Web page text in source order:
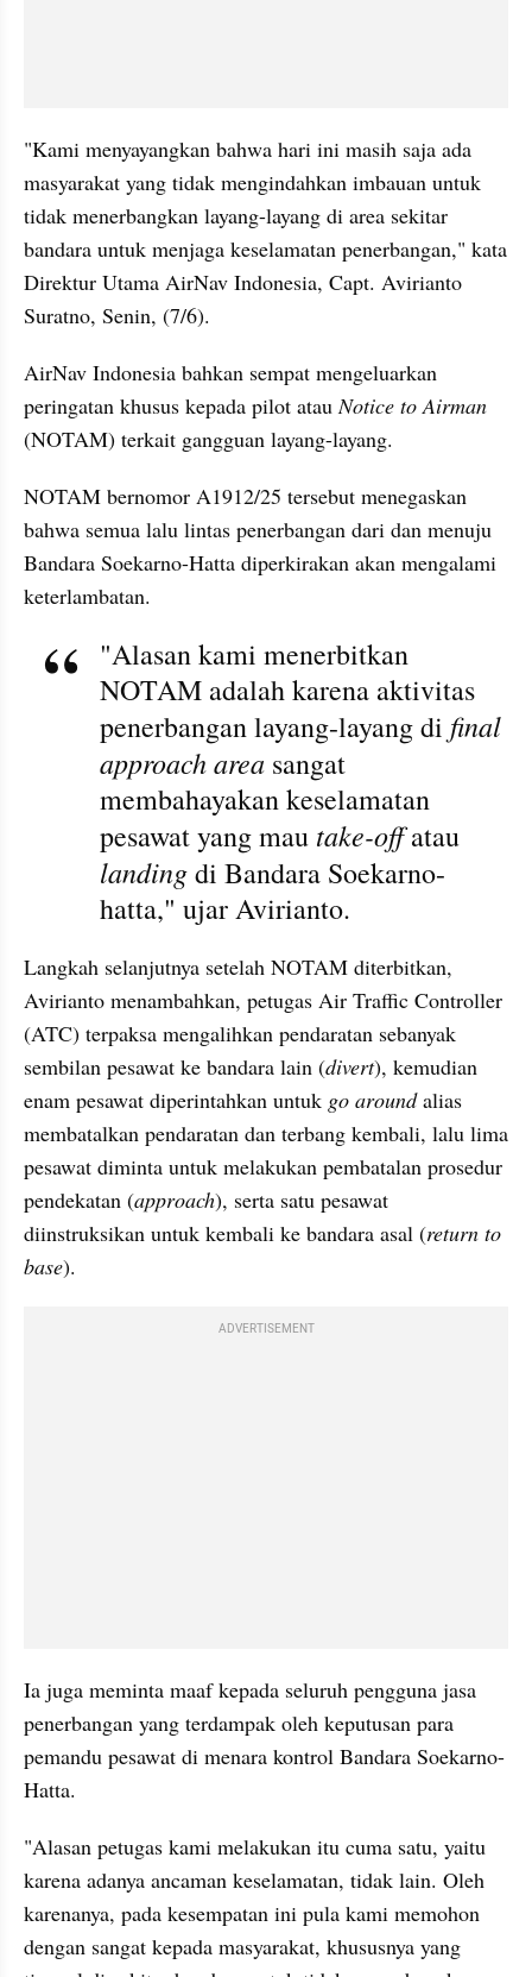
"Kami menyayangkan bahwa hari ini masih saja ada
masyarakat yang tidak mengindahkan imbauan untuk
tidak menerbangkan layang-layang di area sekitar
bandara untuk menjaga keselamatan penerbangan," kata
Direktur Utama AirNav Indonesia, Capt. Avirianto
Suratno, Senin, (7/6).
AirNav Indonesia bahkan sempat mengeluarkan
peringatan khusus kepada pilot atau Notice to Airman
(NOTAM) terkait gangguan layang-layang.
NOTAM bernomor A1912/25 tersebut menegaskan
bahwa semua lalu lintas penerbangan dari dan menuju
Bandara Soekarno-Hatta diperkirakan akan mengalami
keterlambatan.
"Alasan kami menerbitkan
NOTAM adalah karena aktivitas
penerbangan layang-layang di final
approach area sangat
membahayakan keselamatan
pesawat yang mau take-off
landing di Bandara Soekarno-
hatta," ujar Avirianto.
Langkah selanjutnya setelah NOTAM diterbitkan,
Avirianto menambahkan, petugas Air Traffic Controller
(ATC) terpaksa mengalihkan pendaratan sebanyak
sembilan pesawat ke bandara lain (divert), kemudian
enam pesawat diperintahkan untuk go around alias
membatalkan pendaratan dan terbang kembali, lalu lima
pesawat diminta untuk melakukan pembatalan prosedur
pendekatan (approach), serta satu pesawat
diinstruksikan untuk kembali ke bandara asal (return to
base).
ADVERTISEMENT
Ia juga meminta maaf kepada seluruh pengguna jasa
penerbangan yang terdampak oleh keputusan para
pemandu pesawat di menara kontrol Bandara Soekarno-
Hatta.
"Alasan petugas kami melakukan itu cuma satu, yaitu
karena adanya ancaman keselamatan, tidak lain. Oleh
karenanya, pada kesempatan ini pula kami memohon
dengan sangat kepada masyarakat, khususnya yang